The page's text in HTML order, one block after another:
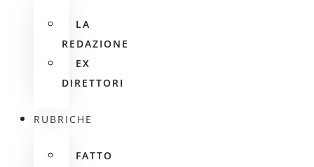
LA
REDAZIONE
EX
DIRETTORI
RUBRICHE
FATTO